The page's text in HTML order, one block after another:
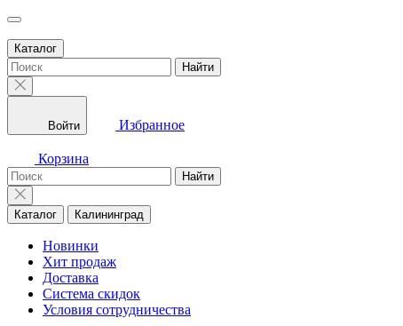
Каталог
Найти
Войти Избранное
Корзина
Найти
Каталог Калининград
Новинки
Хит продаж
Доставка
Система скидок
Условия сотрудничества